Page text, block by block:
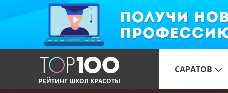
РЕЙТИНГ ШКОЛ КРАСОТЫ
САРАТОВ